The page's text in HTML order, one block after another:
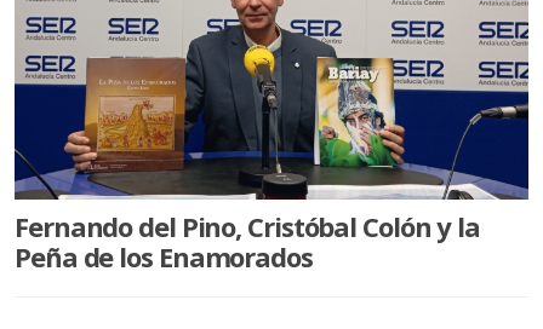
Fernando del Pino, Cristóbal Colón y la
Peña de los Enamorados